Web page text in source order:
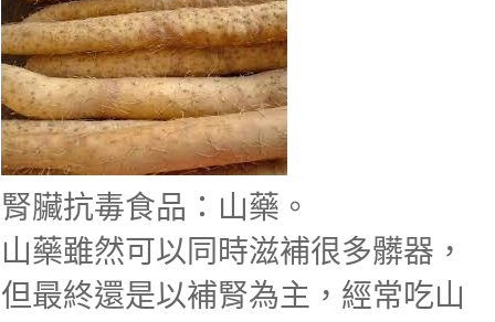
腎臟抗毒食品：山藥。
山藥雖然可以同時滋補很多髒器，
但最終還是以補腎為主，經常吃山